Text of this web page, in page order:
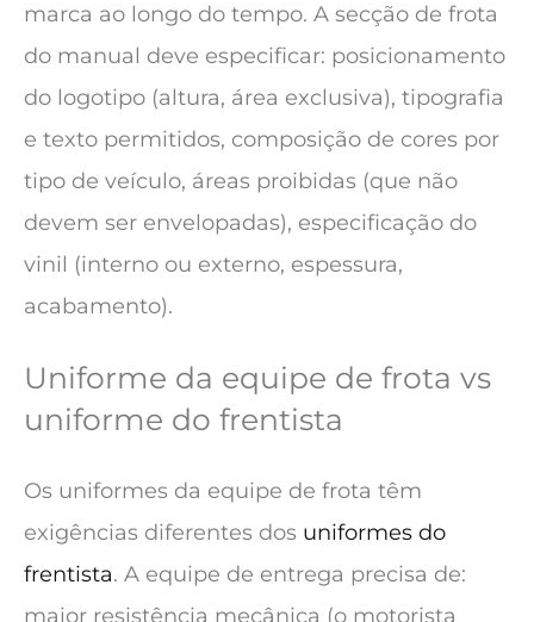
marca ao longo do tempo. A secção de frota
do manual deve especificar: posicionamento
do logotipo (altura, área exclusiva), tipografia
e texto permitidos, composição de cores por
tipo de veículo, áreas proibidas (que não
devem ser envelopadas), especificação do
vinil (interno ou externo, espessura,
acabamento).
Uniforme da equipe de frota vs
uniforme do frentista
Os uniformes da equipe de frota têm
exigências diferentes dos uniformes do
frentista. A equipe de entrega precisa de:
maior resistência mecânica (o motorista